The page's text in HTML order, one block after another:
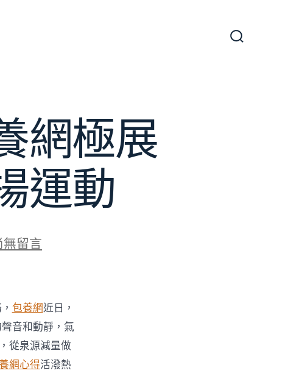
網極展
運動
開
無留言
包養網近日，
音和動靜，氣
從泉源減量做
網心得活潑熱